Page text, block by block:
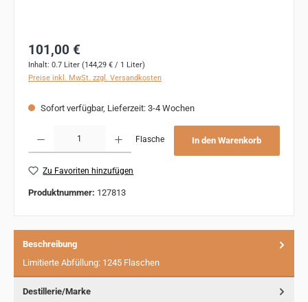
Regulärer Preis:
101,00 €
Inhalt: 0.7 Liter (144,29 € / 1 Liter)
Preise inkl. MwSt. zzgl. Versandkosten
Sofort verfügbar, Lieferzeit: 3-4 Wochen
Flasche In den Warenkorb
Zu Favoriten hinzufügen
Produktnummer: 127813
Beschreibung
Limitierte Abfüllung: 1245 Flaschen
Destillerie/Marke